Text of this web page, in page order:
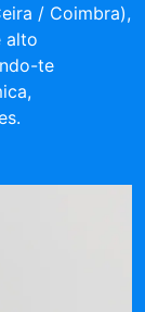
/ Coimbra),
alto
te